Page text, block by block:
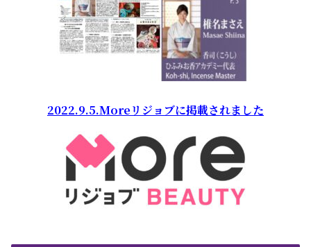
2022.9.5.Moreリジョブに掲載されました